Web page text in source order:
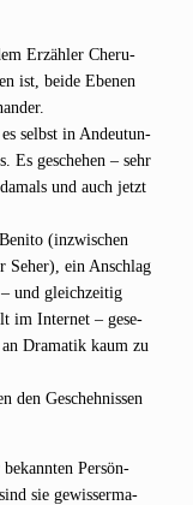
Erzäh­ler Che­ru­
ist, bei­de Ebe­nen
selbst in Andeu­tun­
Es gesche­hen – sehr
und auch jetzt
(inzwi­schen
Seher), ein Anschlag
und gleich­zei­tig
im Inter­net – gese­
Dra­ma­tik kaum zu
den Gescheh­nis­sen
Per­sön­
sie gewis­ser­ma­